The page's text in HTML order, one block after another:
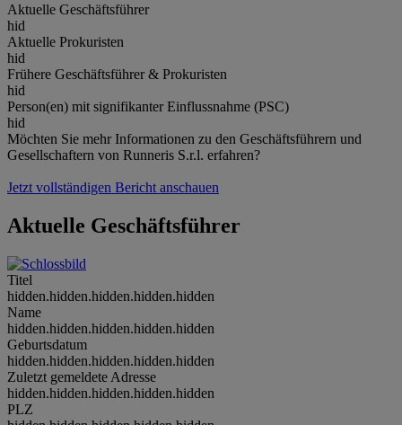
Aktuelle Geschäftsführer
hid
Aktuelle Prokuristen
hid
Frühere Geschäftsführer & Prokuristen
hid
Person(en) mit signifikanter Einflussnahme (PSC)
hid
Möchten Sie mehr Informationen zu den Geschäftsführern und
Gesellschaftern von Runneris S.r.l. erfahren?
Jetzt vollständigen Bericht anschauen
Aktuelle Geschäftsführer
Titel
hidden.hidden.hidden.hidden.hidden
Name
hidden.hidden.hidden.hidden.hidden
Geburtsdatum
hidden.hidden.hidden.hidden.hidden
Zuletzt gemeldete Adresse
hidden.hidden.hidden.hidden.hidden
PLZ